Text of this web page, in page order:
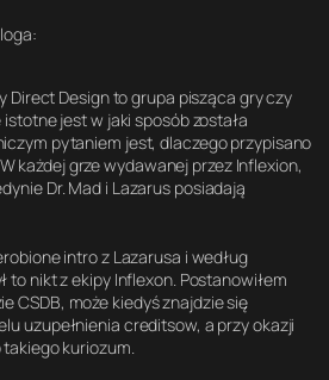
Direct Design to grupa pisząca gry czy
jest w jaki sposób została
pytaniem jest, dlaczego przypisano
każdej grze wydawanej przez Inflexion,
Dr. Mad i Lazarus posiadają
intro z Lazarusa i według
to nikt z ekipy Inflexon. Postanowiłem
CSDB, może kiedyś znajdzie się
uzupełnienia creditsow, a przy okazji
takiego kuriozum.